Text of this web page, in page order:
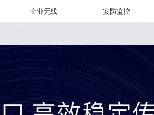
企业无线 安防监控